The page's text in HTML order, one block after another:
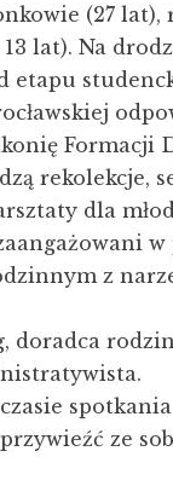
(27 lat),
lat). Na
etapu
Formacji
rekolekcje,
dla
w
z
doradca
ze